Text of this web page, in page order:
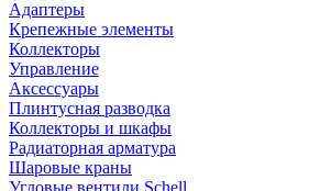
Адаптеры
Крепежные элементы
Коллекторы
Управление
Аксессуары
Плинтусная разводка
Коллекторы и шкафы
Радиаторная арматура
Шаровые краны
Угловые вентили Schell